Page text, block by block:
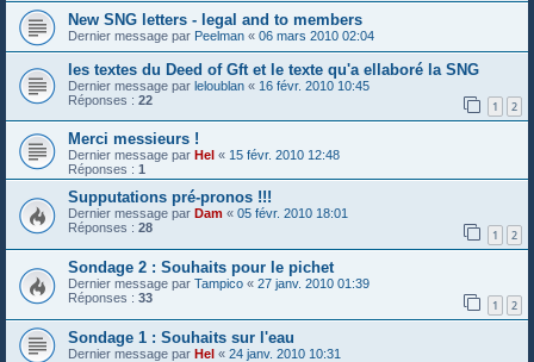
New SNG letters - legal and to members
Dernier message par Peelman « 06 mars 2010 02:04
les textes du Deed of Gft et le texte qu'a ellaboré la SNG
Dernier message par leloublan « 16 févr. 2010 10:45
Réponses : 22 1 2
Merci messieurs !
Dernier message par Hel « 15 févr. 2010 12:48
Réponses : 1
Supputations pré-pronos !!!
Dernier message par Dam « 05 févr. 2010 18:01
Réponses : 28 1 2
Sondage 2 : Souhaits pour le pichet
Dernier message par Tampico « 27 janv. 2010 01:39
Réponses : 33 1 2
Sondage 1 : Souhaits sur l'eau
Dernier message par Hel « 24 janv. 2010 10:31